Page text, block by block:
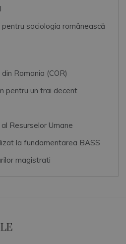
sociologia românească
Romania (COR)
pentru un trai decent
Resurselor Umane
la fundamentarea BASS
magistrati